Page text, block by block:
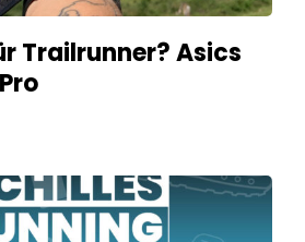
Trailrunner? Asics